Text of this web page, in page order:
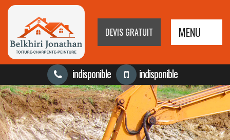
DEVIS GRATUIT MENU
indisponible indisponible